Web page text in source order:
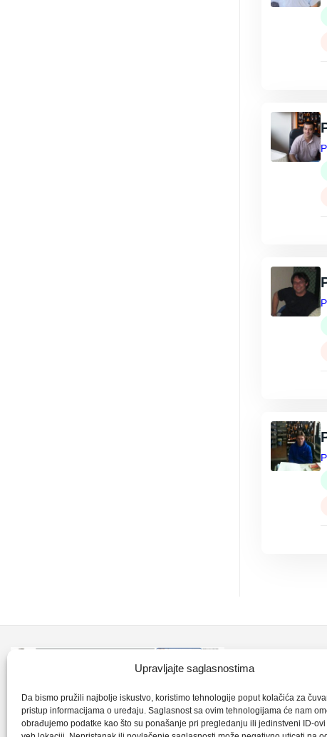
Upravljajte saglasnostima
Da bismo pružili najbolje iskustvo, koristimo tehnologije poput kolačića za
pristup informacijama o uređaju. Saglasnost sa ovim tehnologijama će nam
obrađujemo podatke kao što su ponašanje pri pregledanju ili jedinstveni ID-ovi
CLK-Interpromet d.o.o. posluje u sastavu
grupe SKF distributera od 1996. godine,
gdje s ponosom mozemo reci da smo
+387 35